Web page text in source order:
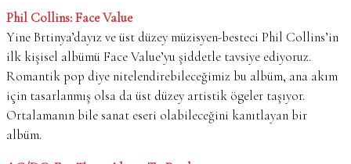
Phil Collins: Face Value
Yine Brtinya’dayız ve üst düzey müzisyen-besteci Phil Collins’in
ilk kişisel albümü Face Value’yu şiddetle tavsiye ediyoruz.
Romantik pop diye nitelendirebileceğimiz bu albüm, ana akım
için tasarlanmış olsa da üst düzey artistik ögeler taşıyor.
Ortalamanın bile sanat eseri olabileceğini kanıtlayan bir
albüm.